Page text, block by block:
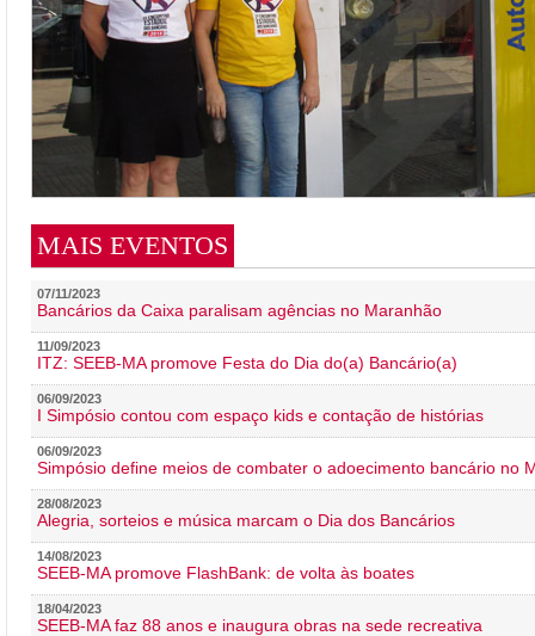
MAIS EVENTOS
07/11/2023
Bancários da Caixa paralisam agências no Maranhão
11/09/2023
ITZ: SEEB-MA promove Festa do Dia do(a) Bancário(a)
06/09/2023
I Simpósio contou com espaço kids e contação de histórias
06/09/2023
Simpósio define meios de combater o adoecimento bancário no
28/08/2023
Alegria, sorteios e música marcam o Dia dos Bancários
14/08/2023
SEEB-MA promove FlashBank: de volta às boates
18/04/2023
SEEB-MA faz 88 anos e inaugura obras na sede recreativa